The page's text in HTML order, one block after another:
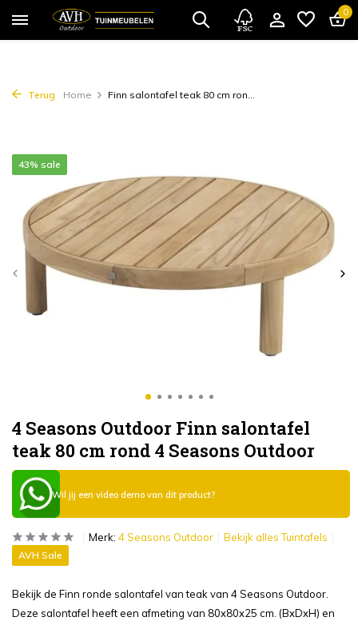
0
Terug Home Finn salontafel teak 80 cm ron...
4 Seasons Outdoor Finn salontafel
teak 80 cm rond 4 Seasons Outdoor
43% sale
Wil jij een video demo van dit product?
Merk: 4 Seasons Outdoor Bekijk alles Tuintafels
AVH Sale
Bekijk de Finn ronde salontafel van teak van 4 Seasons Outdoor.
Deze salontafel heeft een afmeting van 80x80x25 cm. (BxDxH) en